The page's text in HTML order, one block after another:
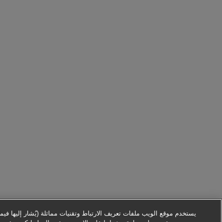
يستخدم موقع الويب ملفات تعريف الارتباط وتقنيات مماثلة (يُشار إليها